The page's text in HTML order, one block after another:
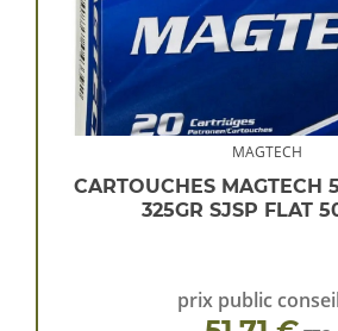
MAGTECH
CARTOUCHES MAGTECH
325GR SJSP FLAT
prix public